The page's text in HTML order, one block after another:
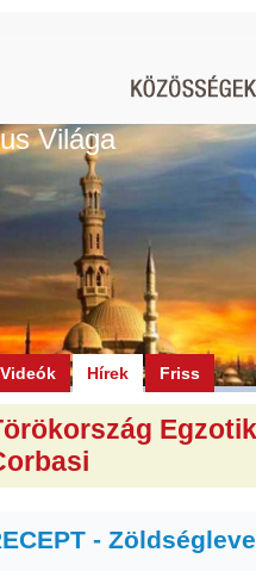
Világa
Videók Hírek Friss
-